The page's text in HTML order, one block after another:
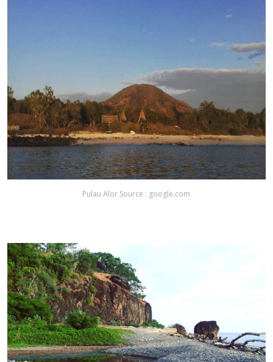
Pulau Alor Source : google.com